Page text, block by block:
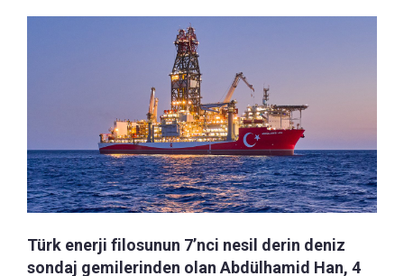
Türk enerji filosunun 7’nci nesil derin deniz
sondaj gemilerinden olan Abdülhamid Han, 4